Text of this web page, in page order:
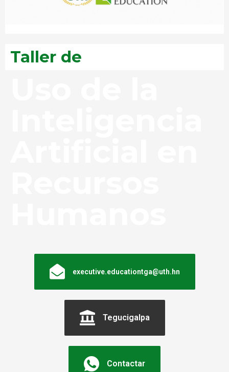
Taller de
executive.educationtga@uth.hn
Tegucigalpa
Contactar